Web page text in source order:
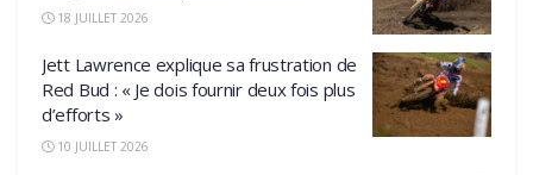
18 JUILLET 2026
Jett Lawrence explique sa frustration de
Red Bud : « Je dois fournir deux fois plus
d’efforts »
10 JUILLET 2026